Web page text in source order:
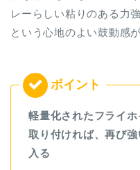
レーらしい粘りのある力
という心地のよい鼓動感
軽量化されたフライ
取り付ければ、再び
入る